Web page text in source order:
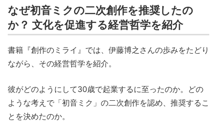
なぜ初音ミクの二次創作を推奨したの
か？ 文化を促進する経営哲学を紹介
書籍『創作のミライ』では、伊藤博之さんの歩みをたどり
ながら、その経営哲学を紹介。
彼がどのようにして30歳で起業するに至ったのか。どの
ような考えで「初音ミク」の二次創作を認め、推奨するこ
とを決めたのか。